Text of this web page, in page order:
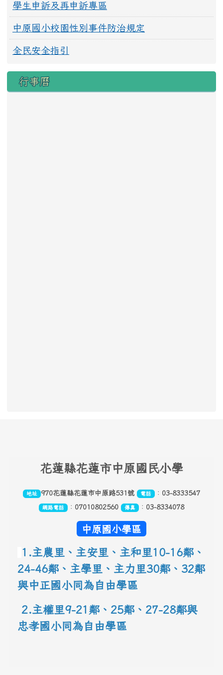
學生申訴及再申訴專區
中原國小校園性別事件防治規定
全民安全指引
行事曆
花蓮縣花蓮市中原國民小學
地址 970花蓮縣花蓮市中原路531號 電話 ： 03-8333547
網路電話 ： 07010802560 傳真 ： 03-8334078
中原國小學區
1.主農里、主安里、主和里10-16鄰 、
24-46鄰、主學里、主力里30鄰 、 32鄰
與中正國小同為自由學區
2.主權里9-21鄰、25鄰 、 27-28鄰與
忠孝國小同為自由學區